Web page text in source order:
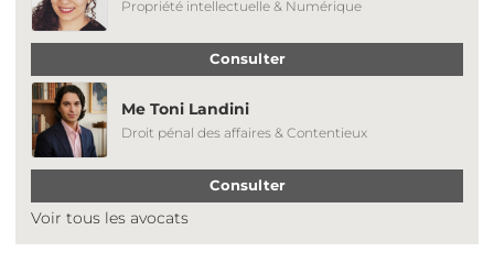
Propriété intellectuelle & Numérique
Consulter
Me Toni Landini
Droit pénal des affaires & Contentieux
Consulter
Voir tous les avocats